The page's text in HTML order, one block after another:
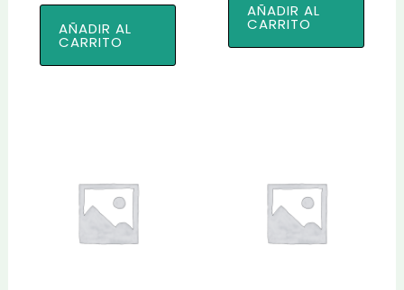
AÑADIR AL
CARRITO
AÑADIR AL
CARRITO